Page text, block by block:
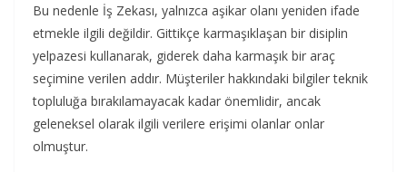
Bu nedenle İş Zekası, yalnızca aşikar olanı yeniden ifade
etmekle ilgili değildir. Gittikçe karmaşıklaşan bir disiplin
yelpazesi kullanarak, giderek daha karmaşık bir araç
seçimine verilen addır. Müşteriler hakkındaki bilgiler teknik
topluluğa bırakılamayacak kadar önemlidir, ancak
geleneksel olarak ilgili verilere erişimi olanlar onlar
olmuştur.